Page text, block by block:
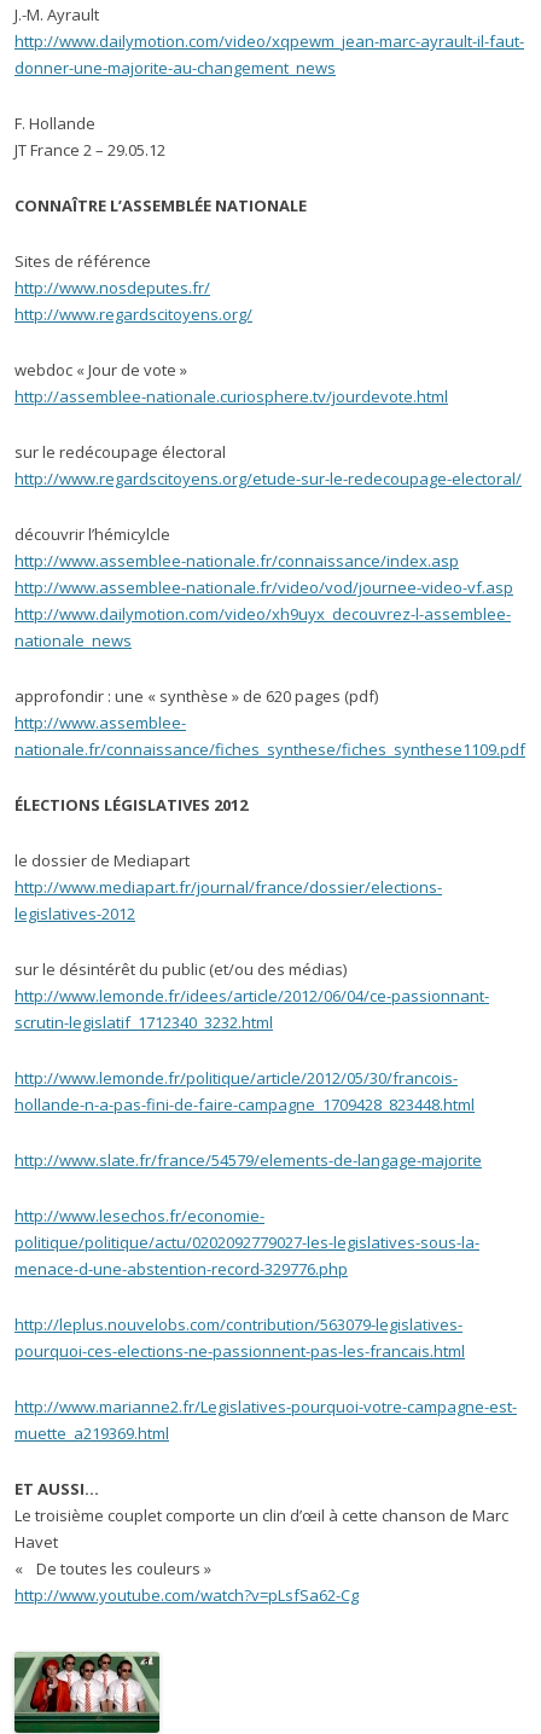
J.-M. Ayrault
http://www.dailymotion.com/video/xqpewm_jean-marc-ayrault-il-faut-
donner-une-majorite-au-changement_news
F. Hollande
JT France 2 – 29.05.12
CONNAÎTRE L’ASSEMBLÉE NATIONALE
Sites de référence
http://www.nosdeputes.fr/
http://www.regardscitoyens.org/
webdoc « Jour de vote »
http://assemblee-nationale.curiosphere.tv/jourdevote.html
sur le redécoupage électoral
http://www.regardscitoyens.org/etude-sur-le-redecoupage-electoral/
découvrir l’hémicylcle
http://www.assemblee-nationale.fr/connaissance/index.asp
http://www.assemblee-nationale.fr/video/vod/journee-video-vf.asp
http://www.dailymotion.com/video/xh9uyx_decouvrez-l-assemblee-
nationale_news
approfondir : une « synthèse » de 620 pages (pdf)
http://www.assemblee-
nationale.fr/connaissance/fiches_synthese/fiches_synthese1109.pdf
ÉLECTIONS LÉGISLATIVES 2012
le dossier de Mediapart
http://www.mediapart.fr/journal/france/dossier/elections-
legislatives-2012
sur le désintérêt du public (et/ou des médias)
http://www.lemonde.fr/idees/article/2012/06/04/ce-passionnant-
scrutin-legislatif_1712340_3232.html
http://www.lemonde.fr/politique/article/2012/05/30/francois-
hollande-n-a-pas-fini-de-faire-campagne_1709428_823448.html
http://www.slate.fr/france/54579/elements-de-langage-majorite
http://www.lesechos.fr/economie-
politique/politique/actu/0202092779027-les-legislatives-sous-la-
menace-d-une-abstention-record-329776.php
http://leplus.nouvelobs.com/contribution/563079-legislatives-
pourquoi-ces-elections-ne-passionnent-pas-les-francais.html
http://www.marianne2.fr/Legislatives-pourquoi-votre-campagne-est-
muette_a219369.html
ET AUSSI…
Le troisième couplet comporte un clin d’œil à cette chanson de Marc
Havet
« De toutes les couleurs »
http://www.youtube.com/watch?v=pLsfSa62-Cg